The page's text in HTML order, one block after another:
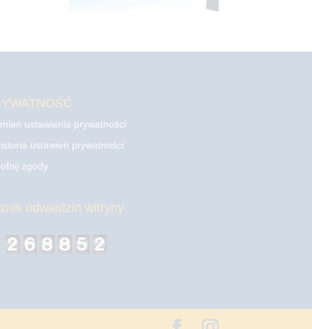
ustawienia prywatności
ustawień prywatności
zgody
odwiedzin witryny